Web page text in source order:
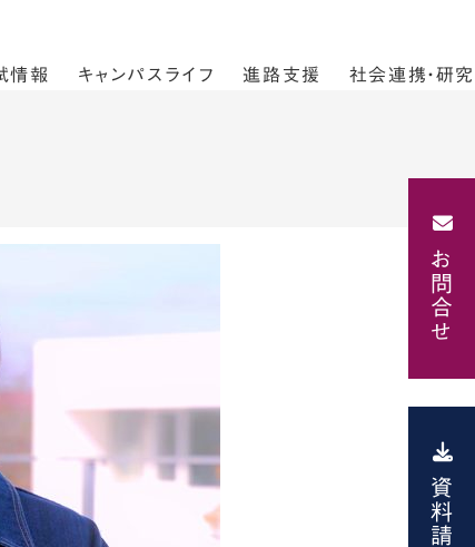
情報 キャンパスライフ 進路支援 社会連携・研究
お問合せ
資料請求